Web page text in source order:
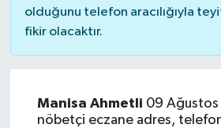
olduğunu telefon aracılığıyla
fikir olacaktır.
Manisa Ahmetli 09 Ağustos
nöbetçi eczane adres,